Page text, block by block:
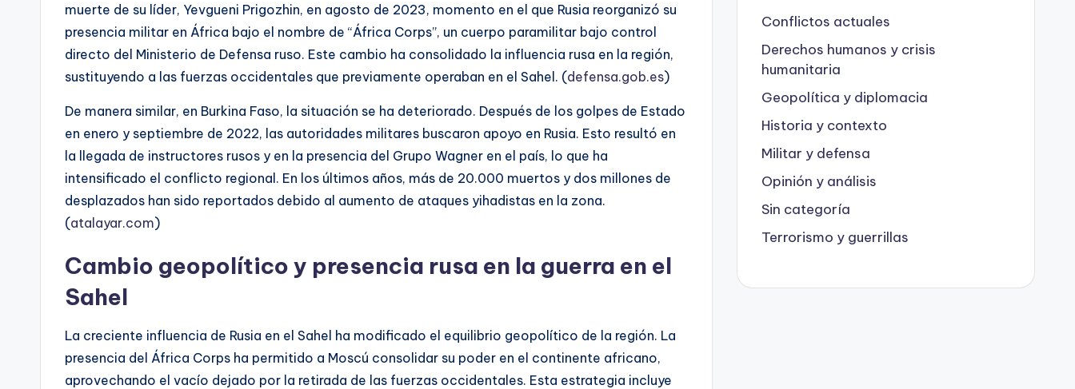
muerte de su líder, Yevgueni Prigozhin, en agosto de 2023, momento en el que Rusia reorganizó su
presencia militar en África bajo el nombre de “África Corps”, un cuerpo paramilitar bajo control
directo del Ministerio de Defensa ruso. Este cambio ha consolidado la influencia rusa en la región,
sustituyendo a las fuerzas occidentales que previamente operaban en el Sahel. (defensa.gob.es)
De manera similar, en Burkina Faso, la situación se ha deteriorado. Después de los golpes de Estado
en enero y septiembre de 2022, las autoridades militares buscaron apoyo en Rusia. Esto resultó en
la llegada de instructores rusos y en la presencia del Grupo Wagner en el país, lo que ha
intensificado el conflicto regional. En los últimos años, más de 20.000 muertos y dos millones de
desplazados han sido reportados debido al aumento de ataques yihadistas en la zona.
(atalayar.com)
Cambio geopolítico y presencia rusa en la guerra en el
Sahel
La creciente influencia de Rusia en el Sahel ha modificado el equilibrio geopolítico de la región. La
presencia del África Corps ha permitido a Moscú consolidar su poder en el continente africano,
aprovechando el vacío dejado por la retirada de las fuerzas occidentales. Esta estrategia incluye
Conflictos actuales
Derechos humanos y crisis
humanitaria
Geopolítica y diplomacia
Historia y contexto
Militar y defensa
Opinión y análisis
Sin categoría
Terrorismo y guerrillas